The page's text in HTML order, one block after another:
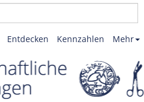
Mehr
Kennzahlen
Entdecken